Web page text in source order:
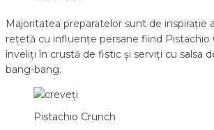
Majoritatea preparatelor sunt de inspirație
rețetă cu influențe persane fiind Pistachio
înveliți în crustă de fistic și serviți cu salsa
bang-bang.
Pistachio Crunch